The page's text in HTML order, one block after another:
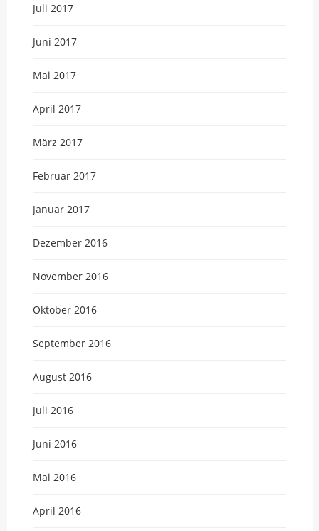
Juli 2017
Juni 2017
Mai 2017
April 2017
März 2017
Februar 2017
Januar 2017
Dezember 2016
November 2016
Oktober 2016
September 2016
August 2016
Juli 2016
Juni 2016
Mai 2016
April 2016